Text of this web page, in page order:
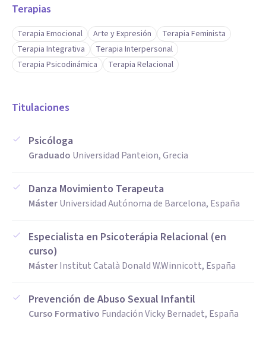
Terapias
Terapia Emocional Arte y Expresión
Terapia Feminista
Terapia Integrativa
Terapia Interpersonal
Terapia Psicodinámica
Terapia Relacional
Titulaciones
Psicóloga
Graduado Universidad Panteion, Grecia
Danza Movimiento Terapeuta
MásterUniversidad Autónoma de Barcelona, España
Especialista en Psicoterápia Relacional (en
curso)
MásterInstitut Català Donald W.Winnicott, España
Prevención de Abuso Sexual Infantil
Curso Formativo Fundación Vicky Bernadet, España